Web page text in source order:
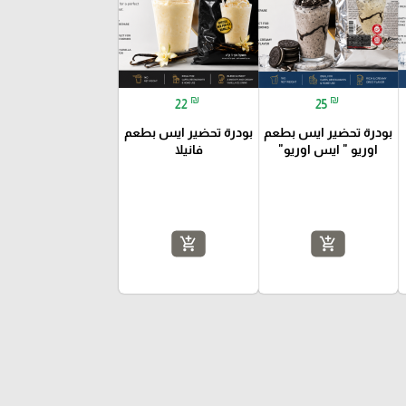
25 ₪
بودرة تحضير ايس بطعم
اوريو " ايس اوريو"
add_shopping_cart
22 ₪
بودرة تحضير ايس بطعم
فانيلا
add_shopping_cart